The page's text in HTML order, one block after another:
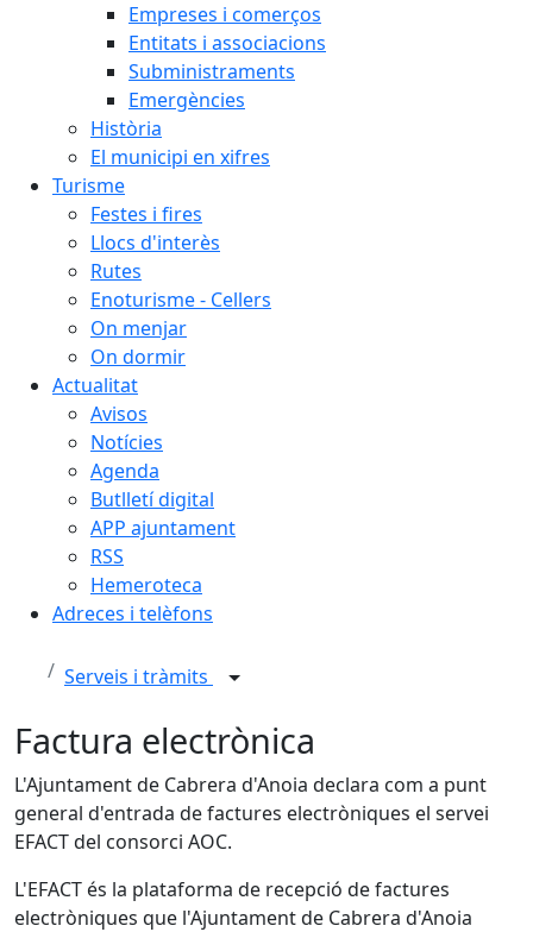
Empreses i comerços
Entitats i associacions
Subministraments
Emergències
Història
El municipi en xifres
Turisme
Festes i fires
Llocs d'interès
Rutes
Enoturisme - Cellers
On menjar
On dormir
Actualitat
Avisos
Notícies
Agenda
Butlletí digital
APP ajuntament
RSS
Hemeroteca
Adreces i telèfons
Serveis i tràmits
Factura electrònica
L'Ajuntament de Cabrera d'Anoia declara com a punt
general d'entrada de factures electròniques el servei
EFACT del consorci AOC.
L'EFACT és la plataforma de recepció de factures
electròniques que l'Ajuntament de Cabrera d'Anoia